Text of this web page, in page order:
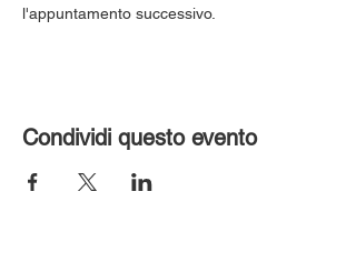
l'appuntamento successivo.
Condividi questo evento